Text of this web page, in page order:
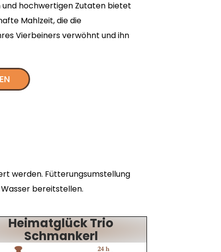
und hochwertigen Zutaten bietet
Mahlzeit, die die
Vierbeiners verwöhnt und ihn
werden. Fütterungsumstellung
bereitstellen.
Heimatglück Trio
Schmankerl